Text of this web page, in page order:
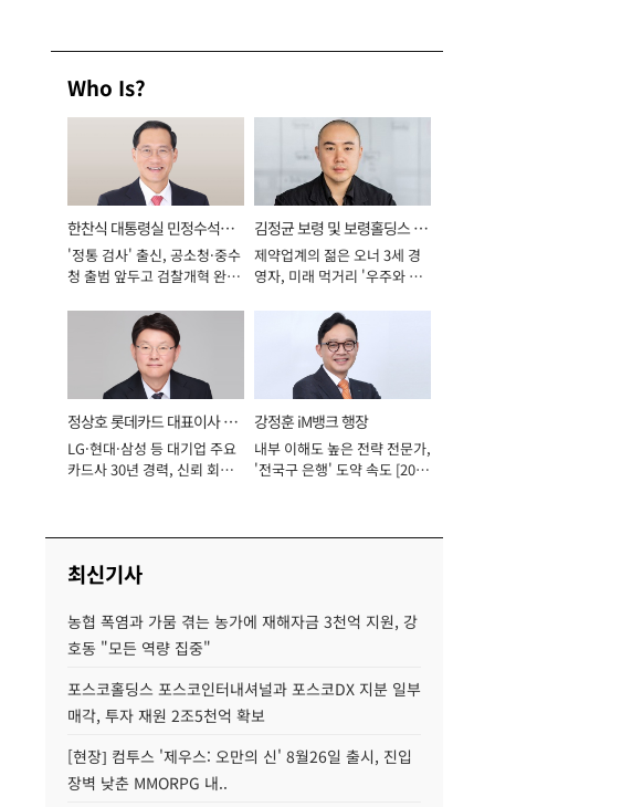
Who Is?
한찬식 대통령실 민정수석비
서관
'정통 검사' 출신, 공소청·중수
청 출범 앞두고 검찰개혁 완수
김정균 보령 및 보령홀딩스 대
표이사 사장
제약업계의 젊은 오너 3세 경
영자, 미래 먹거리 '우주와 헬
정상호 롯데카드 대표이사 사
장
LG·현대·삼성 등 대기업 주요
카드사 30년 경력, 신뢰 회복
강정훈 iM뱅크 행장
내부 이해도 높은 전략 전문가,
'전국구 은행' 도약 속도 [2026
최신기사
농협 폭염과 가뭄 겪는 농가에 재해자금 3천억 지원, 강
호동 "모든 역량 집중"
포스코홀딩스 포스코인터내셔널과 포스코DX 지분 일부
매각, 투자 재원 2조5천억 확보
[현장] 컴투스 '제우스: 오만의 신' 8월26일 출시, 진입
장벽 낮춘 MMORPG 내..